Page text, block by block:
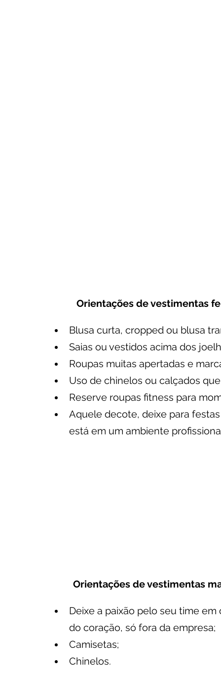
Orientações de vestimentas
Blusa curta, cropped ou blusa
Saias ou vestidos acima dos
Roupas muitas apertadas e
Uso de chinelos ou calçados
Reserve roupas fitness para
Aquele decote, deixe para
está em um ambiente
Orientações de vestimentas
Deixe a paixão pelo seu time
do coração, só fora da empresa;
Camisetas;
Chinelos.